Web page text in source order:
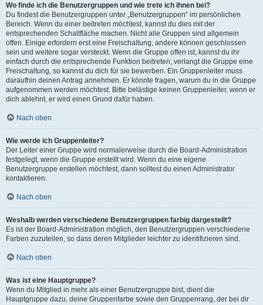
Wo finde ich die Benutzergruppen und wie trete ich ihnen bei?
Du findest die Benutzergruppen unter „Benutzergruppen“ im persönlichen
Bereich. Wenn du einer beitreten möchtest, kannst du dies mit der
entsprechenden Schaltfläche machen. Nicht alle Gruppen sind allgemein
offen. Einige erfordern erst eine Freischaltung, andere können geschlossen
sein und weitere sogar versteckt. Wenn die Gruppe offen ist, kannst du ihr
einfach durch die entsprechende Funktion beitreten; verlangt die Gruppe eine
Freischaltung, so kannst du dich für sie bewerben. Ein Gruppenleiter muss
daraufhin deinen Antrag annehmen. Er könnte fragen, warum du in die Gruppe
aufgenommen werden möchtest. Bitte belästige keinen Gruppenleiter, wenn er
dich ablehnt, er wird einen Grund dafür haben.
Nach oben
Wie werde ich Gruppenleiter?
Der Leiter einer Gruppe wird normalerweise durch die Board-Administration
festgelegt, wenn die Gruppe erstellt wird. Wenn du eine eigene
Benutzergruppe erstellen möchtest, dann solltest du einen Administrator
kontaktieren.
Nach oben
Weshalb werden verschiedene Benutzergruppen farbig dargestellt?
Es ist der Board-Administration möglich, den Benutzergruppen verschiedene
Farben zuzuteilen, so dass deren Mitglieder leichter zu identifizieren sind.
Nach oben
Was ist eine Hauptgruppe?
Wenn du Mitglied in mehr als einer Benutzergruppe bist, dient die
Hauptgruppe dazu, deine Gruppenfarbe sowie den Gruppenrang, der bei dir